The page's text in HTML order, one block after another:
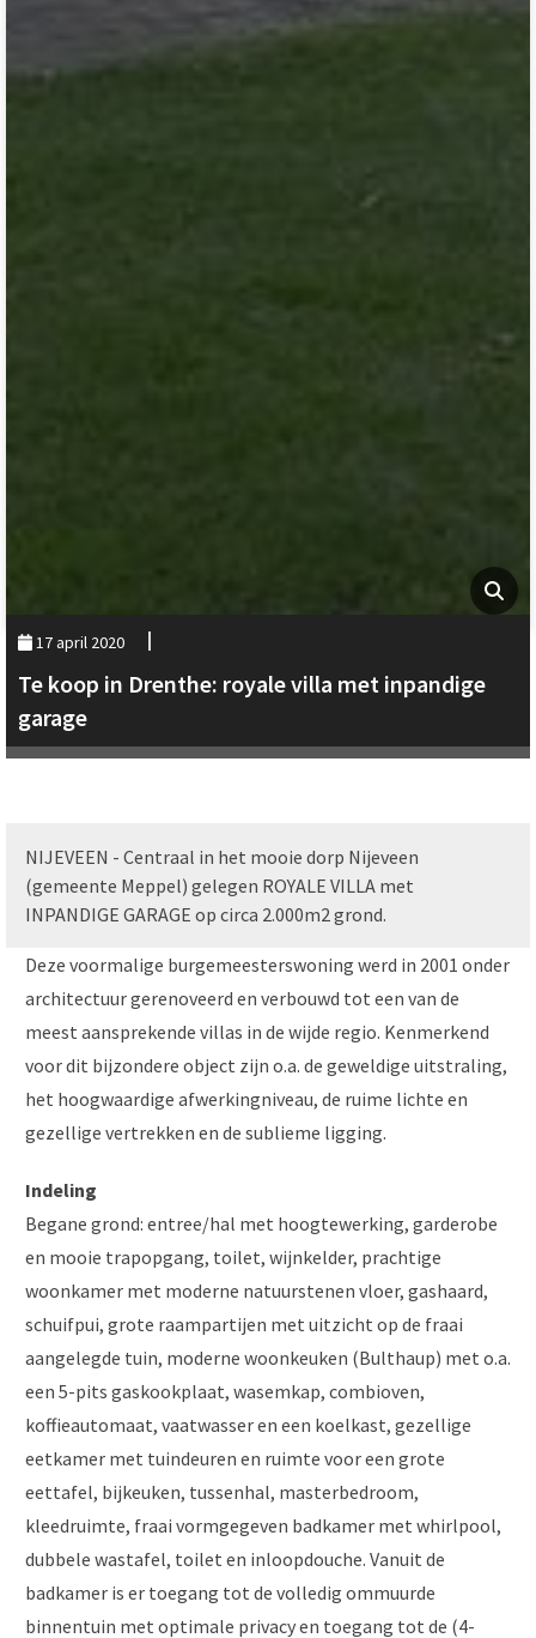
17 april 2020
Te koop in Drenthe: royale villa met inpandige
garage
NIJEVEEN - Centraal in het mooie dorp Nijeveen
(gemeente Meppel) gelegen ROYALE VILLA met
INPANDIGE GARAGE op circa 2.000m2 grond.
Deze voormalige burgemeesterswoning werd in 2001 onder
architectuur gerenoveerd en verbouwd tot een van de
meest aansprekende villas in de wijde regio. Kenmerkend
voor dit bijzondere object zijn o.a. de geweldige uitstraling,
het hoogwaardige afwerkingniveau, de ruime lichte en
gezellige vertrekken en de sublieme ligging.
Indeling
Begane grond: entree/hal met hoogtewerking, garderobe
en mooie trapopgang, toilet, wijnkelder, prachtige
woonkamer met moderne natuurstenen vloer, gashaard,
schuifpui, grote raampartijen met uitzicht op de fraai
aangelegde tuin, moderne woonkeuken (Bulthaup) met o.a.
een 5-pits gaskookplaat, wasemkap, combioven,
koffieautomaat, vaatwasser en een koelkast, gezellige
eetkamer met tuindeuren en ruimte voor een grote
eettafel, bijkeuken, tussenhal, masterbedroom,
kleedruimte, fraai vormgegeven badkamer met whirlpool,
dubbele wastafel, toilet en inloopdouche. Vanuit de
badkamer is er toegang tot de volledig ommuurde
binnentuin met optimale privacy en toegang tot de (4-